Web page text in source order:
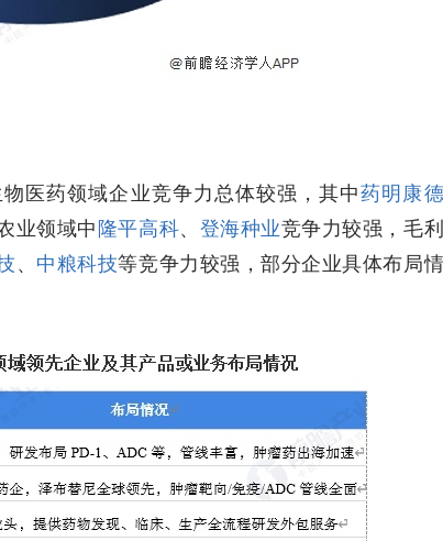
医药领域企业竞争力总体较强，其中药明康德
业领域中隆平高科、 登海种业竞争力较强，毛利
、 中粮科技等竞争力较强，部分企业具体布局情